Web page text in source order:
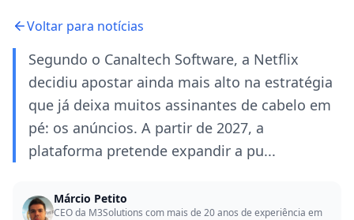
Voltar para notícias
Segundo o Canaltech Software, a Netflix
decidiu apostar ainda mais alto na estratégia
que já deixa muitos assinantes de cabelo em
pé: os anúncios. A partir de 2027, a
plataforma pretende expandir a pu...
Márcio Petito
CEO da M3Solutions com mais de 20 anos de experiência em